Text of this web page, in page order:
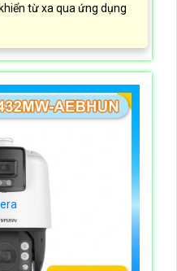
từ xa qua ứng dụng